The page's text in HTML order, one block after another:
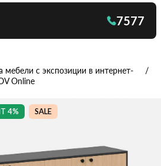
7577
мебели с экспозиции в интернет-
Online
4% SALE